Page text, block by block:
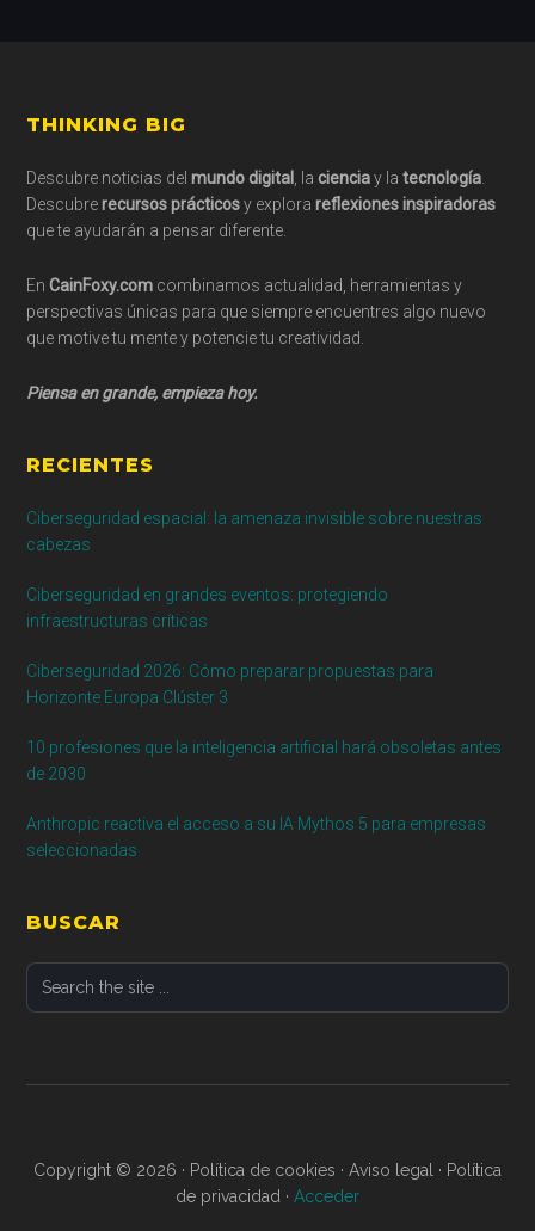
Footer
THINKING BIG
Descubre noticias delmundo digital , lacienciay latecnología
Descubrerecursos prácticosy explorareflexiones inspiradoras
que te ayudarán a pensar diferente.
EnCainFoxy.com combinamos actualidad, herramientas y
perspectivas únicas para que siempre encuentres algo nuevo
que motive tu mente y potencie tu creatividad.
Piensa en grande, empieza hoy.
RECIENTES
Ciberseguridad espacial: la amenaza invisible sobre nuestras
cabezas
Ciberseguridad en grandes eventos: protegiendo
infraestructuras críticas
Ciberseguridad 2026: Cómo preparar propuestas para
Horizonte Europa Clúster 3
10 profesiones que la inteligencia artificial hará obsoletas antes
de 2030
Anthropic reactiva el acceso a su IA Mythos 5 para empresas
seleccionadas
BUSCAR
Search
Copyright © 2026 · Política de cookies · Aviso legal · Política
de privacidad · Acceder